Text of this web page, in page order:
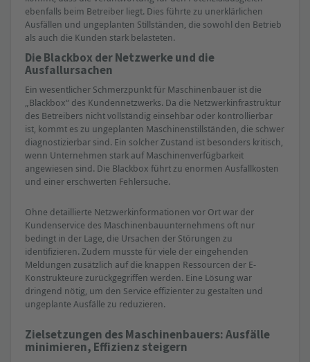
ebenfalls beim Betreiber liegt. Dies führte zu unerklärlichen
Ausfällen und ungeplanten Stillständen, die sowohl den Betrieb
als auch die Kunden stark belasteten.
Die Blackbox der Netzwerke und die
Ausfallursachen
Ein wesentlicher Schmerzpunkt für Maschinenbauer ist die
„Blackbox“ des Kundennetzwerks. Da die Netzwerkinfrastruktur
des Betreibers nicht vollständig einsehbar oder kontrollierbar
ist, kommt es zu ungeplanten Maschinenstillständen, die schwer
diagnostizierbar sind. Ein solcher Zustand ist besonders kritisch,
wenn Unternehmen stark auf Maschinenverfügbarkeit
angewiesen sind. Die Blackbox führt zu enormen Ausfallkosten
und einer erschwerten Fehlersuche.
Ohne detaillierte Netzwerkinformationen vor Ort war der
Kundenservice des Maschinenbauunternehmens oft nur
bedingt in der Lage, die Ursachen der Störungen zu
identifizieren. Zudem musste für viele der eingehenden
Meldungen zusätzlich auf die knappen Ressourcen der E-
Konstrukteure zurückgegriffen werden. Eine Lösung war
dringend nötig, um den Service effizienter zu gestalten und
ungeplante Ausfälle zu reduzieren.
Zielsetzungen des Maschinenbauers: Ausfälle
minimieren, Effizienz steigern